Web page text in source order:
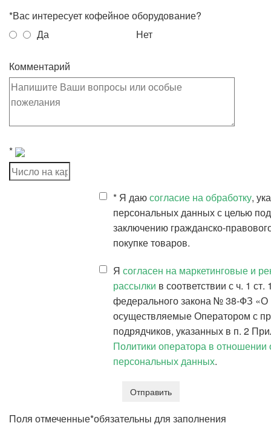
*Вас интересует кофейное оборудование?
Да
Нет
Комментарий
*
* Я даюсогласие на обработку,
персональных данных с целью
заключению гражданско-
покупке товаров.
Ясогласен на маркетинговые и
рассылки в соответствии с ч. 1 ст.
федерального закона № 38-ФЗ «О
осуществляемые Оператором с
подрядчиков, указанных в п. 2
Политики оператора в отношении
персональных данных.
Отправить
Поля отмеченные*обязательны для заполнения